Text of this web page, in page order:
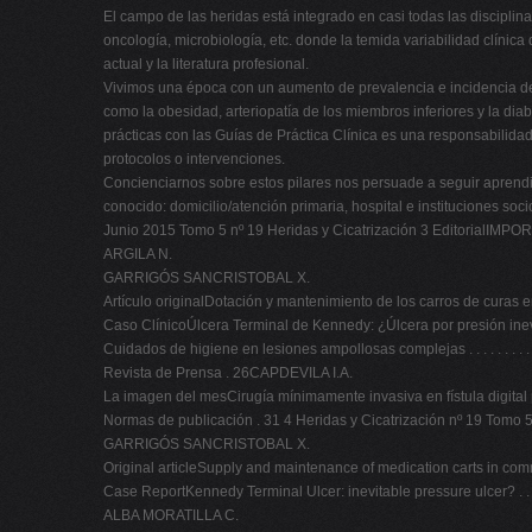
El campo de las heridas está integrado en casi todas las
oncología, microbiología, etc. donde la temida variabilidad
actual y la literatura profesional.
Vivimos una época con un aumento de prevalencia e incidencia
como la obesidad, arteriopatía de los miembros inferiores y la
prácticas con las Guías de Práctica Clínica es una
protocolos o intervenciones.
Concienciarnos sobre estos pilares nos persuade a seguir
conocido: domicilio/atención primaria, hospital e instituciones
Junio 2015 Tomo 5 nº 19 Heridas y Cicatrización 3
ARGILA N.
GARRIGÓS SANCRISTOBAL X.
Artículo originalDotación y mantenimiento de los carros de curas
Caso ClínicoÚlcera Terminal de Kennedy: ¿Úlcera por presión
Cuidados de higiene en lesiones ampollosas complejas . . . . . . . . .
Revista de Prensa . 26CAPDEVILA I.A.
La imagen del mesCirugía mínimamente invasiva en fístula digital
Normas de publicación . 31 4 Heridas y Cicatrización nº 19 Tomo
GARRIGÓS SANCRISTOBAL X.
Original articleSupply and maintenance of medication carts in
Case ReportKennedy Terminal Ulcer: inevitable pressure ulcer? . .
ALBA MORATILLA C.